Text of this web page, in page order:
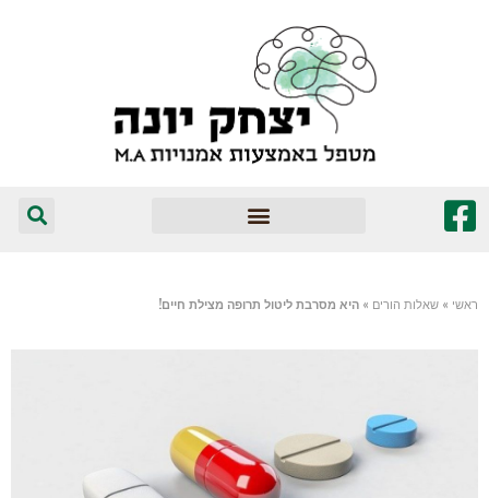
ראשי » שאלות הורים » היא מסרבת ליטול תרופה מצילת חיים!